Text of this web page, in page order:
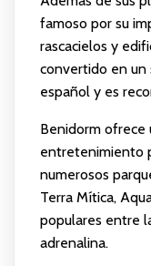
famoso por su
rascacielos y
convertido en
español y es
Benidorm ofrece
entretenimiento
numerosos
Terra Mítica,
populares entre
adrenalina.